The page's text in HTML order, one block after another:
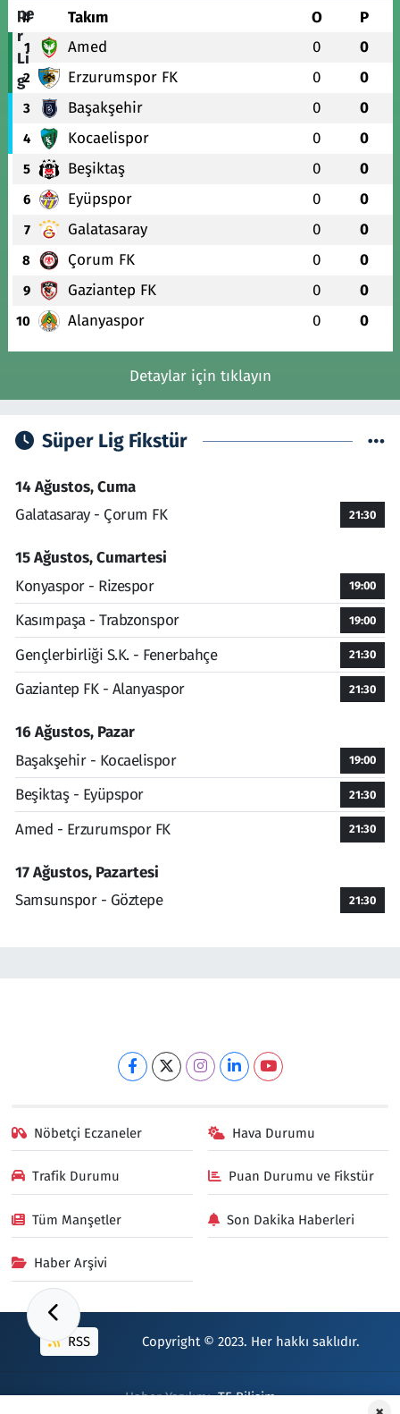
# Takım O P
1 Amed 0 0
2 Erzurumspor FK 0 0
3 Başakşehir 0 0
4 Kocaelispor 0 0
5 Beşiktaş 0 0
6 Eyüpspor 0 0
7 Galatasaray 0 0
8 Çorum FK 0 0
9 Gaziantep FK 0 0
10 Alanyaspor 0 0
Detaylar için tıklayın
Süper Lig Fikstür
14 Ağustos, Cuma
Galatasaray - Çorum FK
21:30
15 Ağustos, Cumartesi
Konyaspor - Rizespor
19:00
Kasımpaşa - Trabzonspor 19:00
Gençlerbirliği S.K. - Fenerbahçe 21:30
Gaziantep FK - Alanyaspor 21:30
16 Ağustos, Pazar
Başakşehir - Kocaelispor
19:00
Beşiktaş - Eyüpspor 21:30
Amed - Erzurumspor FK 21:30
17 Ağustos, Pazartesi
Samsunspor - Göztepe
21:30
Nöbetçi Eczaneler Hava Durumu
Trafik Durumu Puan Durumu ve Fikstür
Tüm Manşetler Son Dakika Haberleri
Haber Arşivi
RSS Copyright © 2023. Her hakkı saklıdır.
Haber Yazılımı:TE Bilişim